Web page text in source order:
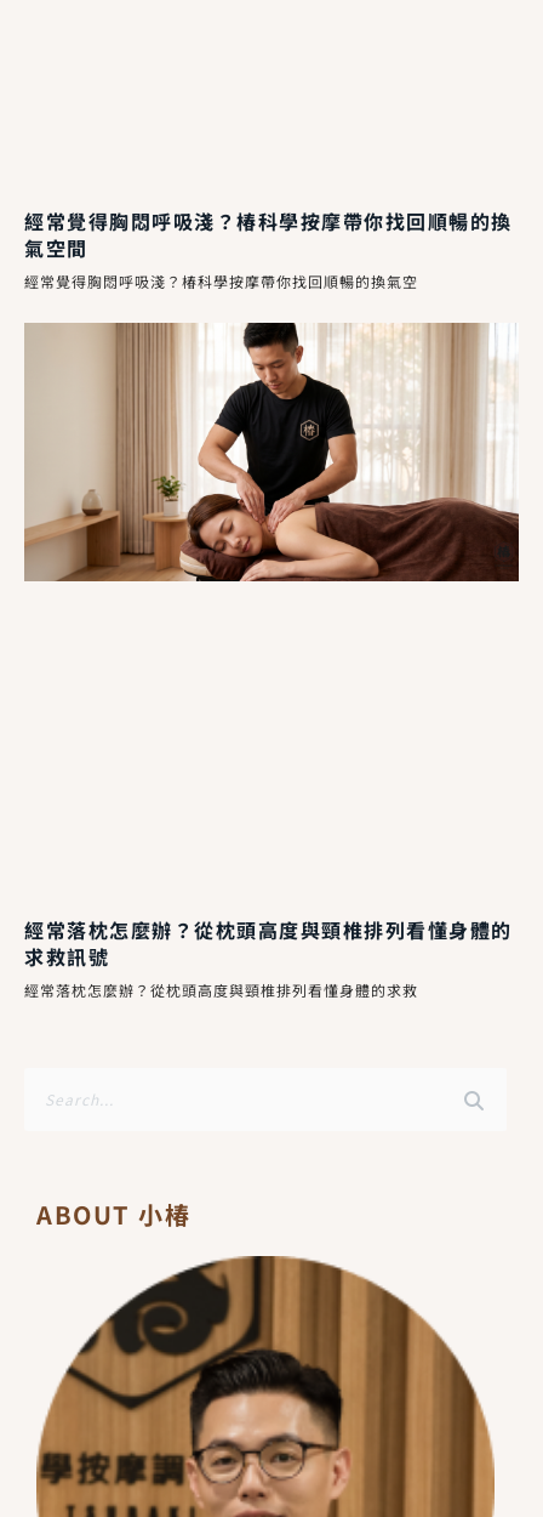
經常覺得胸悶呼吸淺？椿科學按摩帶你找回順暢的換
氣空間
經常覺得胸悶呼吸淺？椿科學按摩帶你找回順暢的換氣空
經常落枕怎麼辦？從枕頭高度與頸椎排列看懂身體的
求救訊號
經常落枕怎麼辦？從枕頭高度與頸椎排列看懂身體的求救
ABOUT 小椿